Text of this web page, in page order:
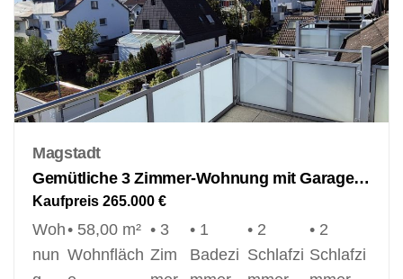
Magstadt
Gemütliche 3 Zimmer-Wohnung mit Garage + Außenstellplatz in Magstadt!
Kaufpreis 265.000 €
Woh
nun
• 58,00 m²
Wohnfläch
• 3
Zim
• 1
Badezi
• 2
Schlafzi
• 2
Schlafzi